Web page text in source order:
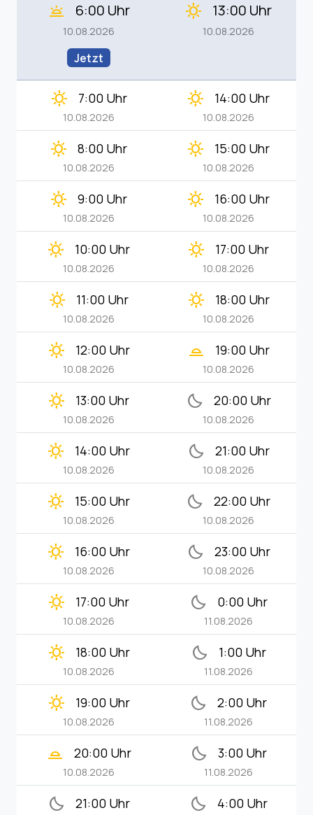
wb_twilight 6:00 Uhr
10.08.2026
Jetzt
clear_day 13:00 Uhr
10.08.2026
clear_day 7:00 Uhr
10.08.2026
clear_day 14:00 Uhr
10.08.2026
clear_day 8:00 Uhr
10.08.2026
clear_day 15:00 Uhr
10.08.2026
clear_day 9:00 Uhr
10.08.2026
clear_day 16:00 Uhr
10.08.2026
clear_day 10:00 Uhr
10.08.2026
clear_day 17:00 Uhr
10.08.2026
clear_day 11:00 Uhr
10.08.2026
clear_day 18:00 Uhr
10.08.2026
clear_day 12:00 Uhr
10.08.2026
wb_twilight_2 19:00 Uhr
10.08.2026
clear_day 13:00 Uhr
10.08.2026
bedtime 20:00 Uhr
10.08.2026
clear_day 14:00 Uhr
10.08.2026
bedtime 21:00 Uhr
10.08.2026
clear_day 15:00 Uhr
10.08.2026
bedtime 22:00 Uhr
10.08.2026
clear_day 16:00 Uhr
10.08.2026
bedtime 23:00 Uhr
10.08.2026
clear_day 17:00 Uhr
10.08.2026
bedtime 0:00 Uhr
11.08.2026
clear_day 18:00 Uhr
10.08.2026
bedtime 1:00 Uhr
11.08.2026
clear_day 19:00 Uhr
10.08.2026
bedtime 2:00 Uhr
11.08.2026
wb_twilight_2 20:00 Uhr
10.08.2026
bedtime 3:00 Uhr
11.08.2026
bedtime 21:00 Uhr bedtime 4:00 Uhr